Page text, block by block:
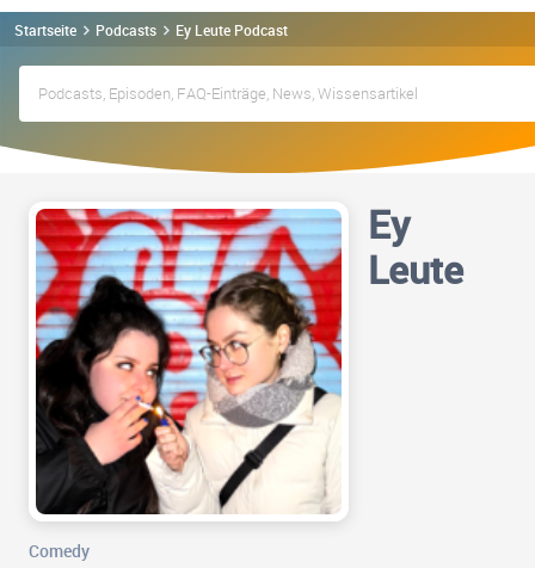
Startseite Podcasts Ey Leute Podcast
Ey
Leute
Comedy